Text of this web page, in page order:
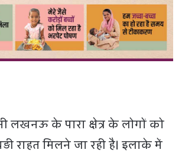
लखनऊ के पारा क्षेत्र के लोगों को
राहत मिलने जा रही है। इलाके में